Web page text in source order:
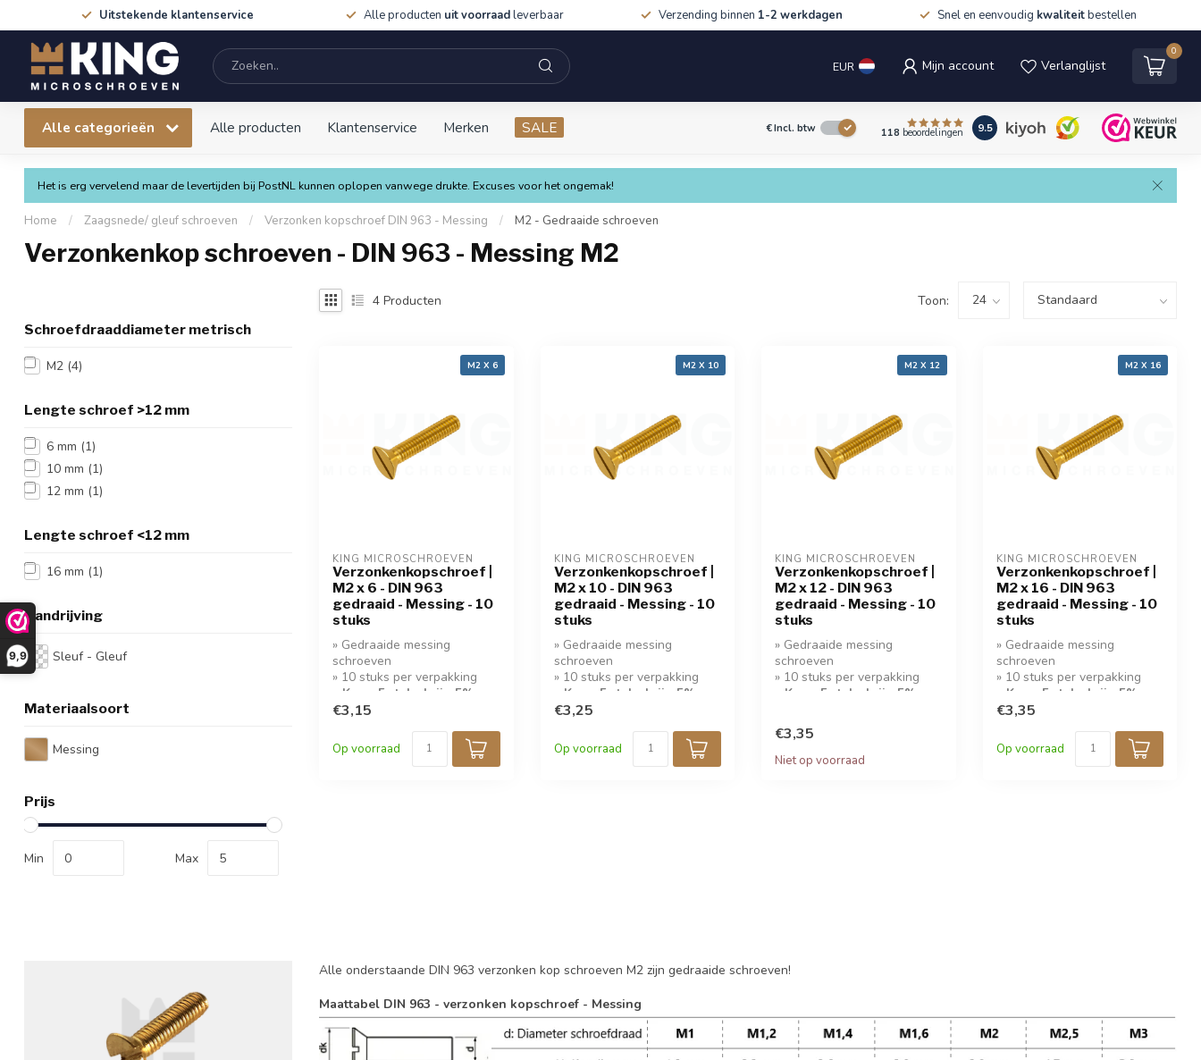
9,9
Uitstekende klantenservice Alle producten uit voorraadleverbaar Verzending binnen 1-2 werkdagen Snel en eenvoudig kwaliteitbestellen
EUR Mijn account Verlanglijst
0
Alle categorieën Alle producten Klantenservice Merken SALE €Incl. btw 118 beoordelingen 9.5
Het is erg vervelend maar de levertijden bij PostNL kunnen oplopen vanwege drukte. Excuses voor het ongemak!
Home / Zaagsnede/ gleuf schroeven / Verzonken kopschroef DIN 963 - Messing / M2 - Gedraaide schroeven
Verzonkenkop schroeven - DIN 963 - Messing M2
Schroefdraaddiameter metrisch
M2 (4)
Lengte schroef >12 mm
6 mm (1)
10 mm (1)
12 mm (1)
Lengte schroef <12 mm
16 mm (1)
Aandrijving
Sleuf - Gleuf
Materiaalsoort
Messing
Prijs
Min Max
4 Producten Toon:
M2 X 6
KING MICROSCHROEVEN
Verzonkenkopschroef |
M2 x 6 - DIN 963
gedraaid - Messing - 10
stuks
» Gedraaide messing
schroeven
» 10 stuks per verpakking
» Koop 5 stuks krijg 5%
korting!
€3,15
Op voorraad
M2 X 10
KING MICROSCHROEVEN
Verzonkenkopschroef |
M2 x 10 - DIN 963
gedraaid - Messing - 10
stuks
» Gedraaide messing
schroeven
» 10 stuks per verpakking
» Koop 5 stuks krijg 5%
korting!
€3,25
Op voorraad
M2 X 12
KING MICROSCHROEVEN
Verzonkenkopschroef |
M2 x 12 - DIN 963
gedraaid - Messing - 10
stuks
» Gedraaide messing
schroeven
» 10 stuks per verpakking
» Koop 5 stuks krijg 5%
€3,35
Niet op voorraad
M2 X 16
KING MICROSCHROEVEN
Verzonkenkopschroef |
M2 x 16 - DIN 963
gedraaid - Messing - 10
stuks
» Gedraaide messing
schroeven
» 10 stuks per verpakking
» Koop 5 stuks krijg 5%
korting!
€3,35
Op voorraad
Alle onderstaande DIN 963 verzonken kop schroeven M2 zijn gedraaide schroeven!
Maattabel DIN 963 - verzonken kopschroef - Messing